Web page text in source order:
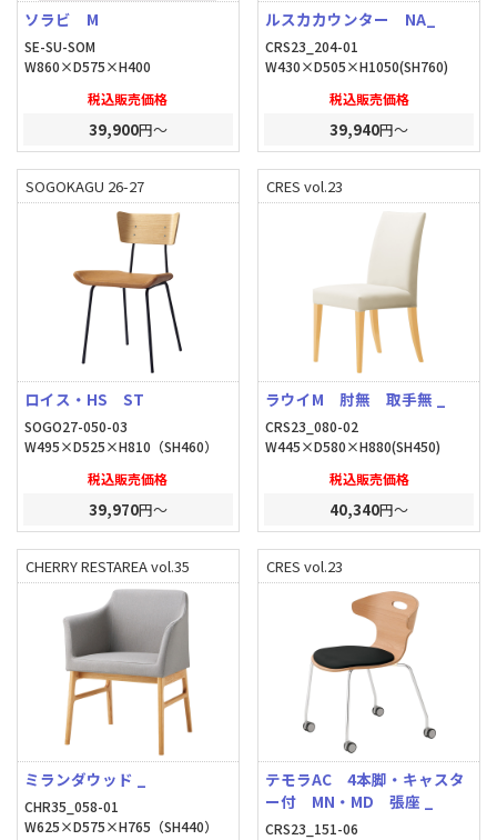
ソラビ M
SE-SU-SOM
W860×D575×H400
税込販売価格
39,900円～
ルスカカウンター NA_
CRS23_204-01
W430×D505×H1050(SH760)
税込販売価格
39,940円～
SOGOKAGU 26-27
ロイス・HS ST
SOGO27-050-03
W495×D525×H810（SH460）
税込販売価格
39,970円～
CRES vol.23
ラウイM 肘無 取手無 _
CRS23_080-02
W445×D580×H880(SH450)
税込販売価格
40,340円～
CHERRY RESTAREA vol.35
ミランダウッド _
CHR35_058-01
W625×D575×H765（SH440）
CRES vol.23
テモラAC 4本脚・キャスタ
ー付 MN・MD 張座 _
CRS23_151-06